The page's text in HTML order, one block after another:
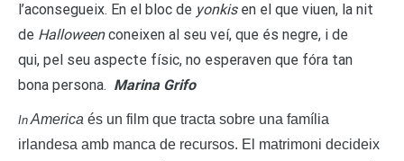
l’aconsegueix. En el bloc de yonkisen el que viuen, la nit
de Halloweenconeixen al seu veí, que és negre, i de
qui, pel seu aspecte físic, no esperaven que fóra tan
bona persona. Marina Grifo
In America és un film que tracta sobre una família
irlandesa amb manca de recursos. El matrimoni decideix